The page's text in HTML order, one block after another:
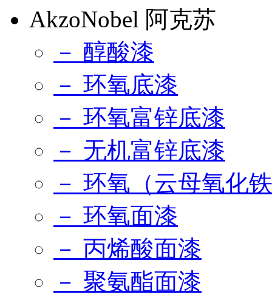
AkzoNobel 阿克苏
－ 醇酸漆
－ 环氧底漆
－ 环氧富锌底漆
－ 无机富锌底漆
－ 环氧（云母氧化
－ 环氧面漆
－ 丙烯酸面漆
－ 聚氨酯面漆